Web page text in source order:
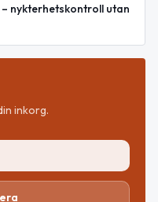
nykterhetskontroll utan
inkorg.